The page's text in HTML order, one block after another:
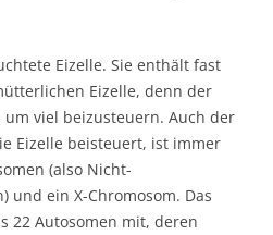
Eizelle. Sie enthält fast
Eizelle, denn der
viel beizusteuern. Auch der
Eizelle beisteuert, ist immer
(also Nicht-
und ein X-Chromosom. Das
22 Autosomen mit, deren